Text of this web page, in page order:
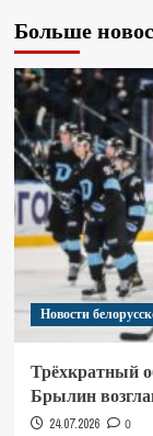
Больше
Новости
Трёхкратный
Брылин
24.07.2026 0